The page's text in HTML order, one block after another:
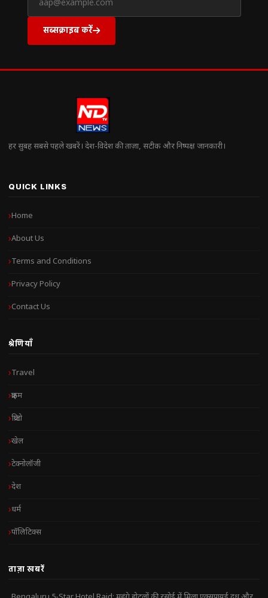
सब्सक्राइब करें
हर सुबह सबसे पहले खबरें। देश-विदेश की ताज़ा, सटीक और निष्पक्ष जानकारी।
QUICK LINKS
Home
About Us
Terms and Conditions
Privacy Policy
Contact Us
श्रेणियाँ
Travel
क्राइम
क्रिप्टो
खेल
टेक्नोलॉजी
देश
धर्म
पॉलिटिक्स
ताज़ा खबरें